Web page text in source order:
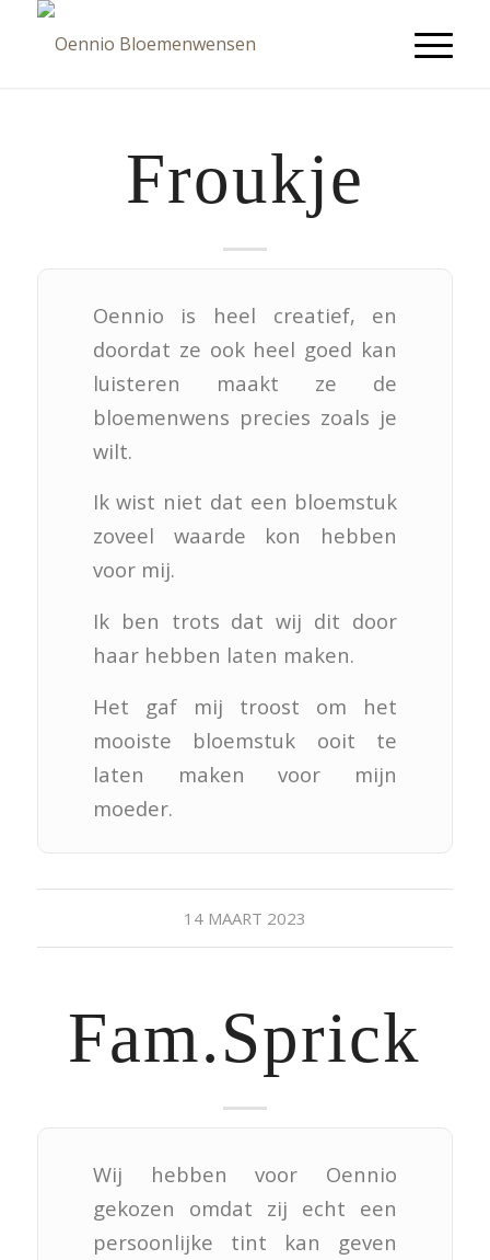
Froukje
Oennio is heel creatief, en
doordat ze ook heel goed kan
luisteren maakt ze de
bloemenwens precies zoals je
wilt.
Ik wist niet dat een bloemstuk
zoveel waarde kon hebben
voor mij.
Ik ben trots dat wij dit door
haar hebben laten maken.
Het gaf mij troost om het
mooiste bloemstuk ooit te
laten maken voor mijn
moeder.
14 MAART 2023
Fam.Sprick
Wij hebben voor Oennio
gekozen omdat zij echt een
persoonlijke tint kan geven